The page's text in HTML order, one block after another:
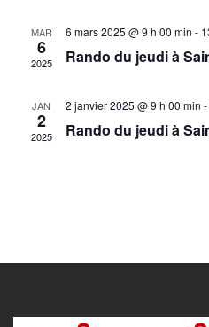
MAR
6
2025
6 mars 2025 @ 9 h 00 min -
Rando du jeudi à
JAN
2
2025
2 janvier 2025 @ 9 h 00 min -
Rando du jeudi à